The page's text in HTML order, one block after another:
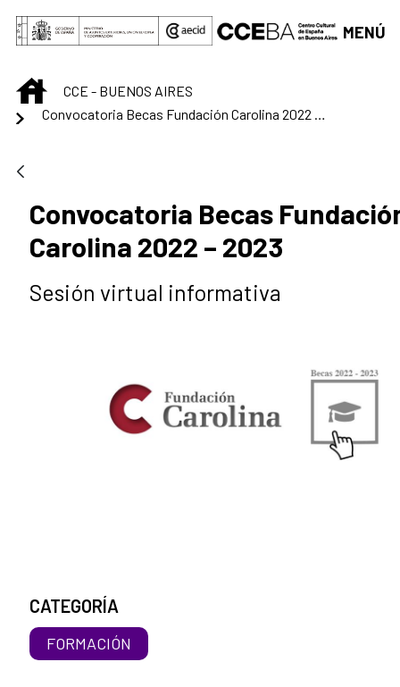
Saltar al contenido principal
MENÚ
INICIOCCE - BUENOS AIRES
Convocatoria Becas Fundación Carolina 2022 – 2023
Convocatoria Becas
Carolina 2022 – 2023
Sesión virtual informativa
CATEGORÍA
FORMACIÓN